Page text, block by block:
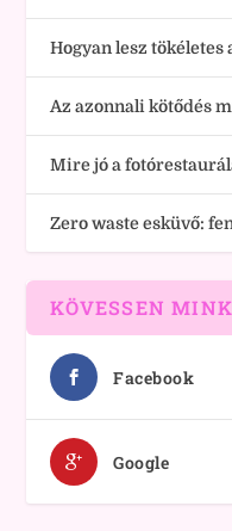
Hogyan lesz
Az azonnali kötődés
Mire jó a
Zero waste esküvő:
KÖVESSEN
Facebook
Google